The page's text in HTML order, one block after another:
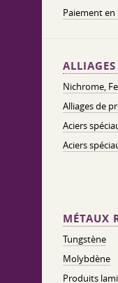
Paiement en
Nichrome,
Alliages de
Aciers
Aciers
MÉTAUX
Tungstène
Molybdène
Produits